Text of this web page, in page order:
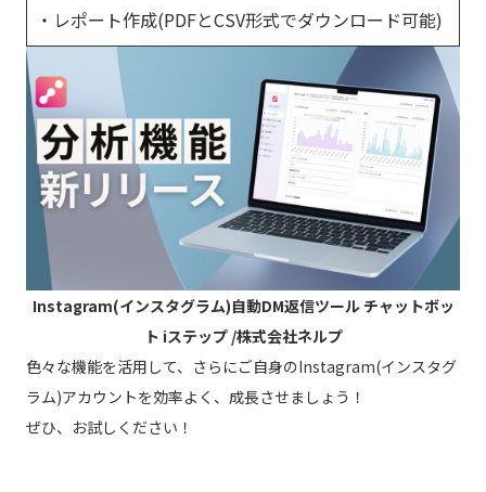
・レポート作成(PDFとCSV形式でダウンロード可能)
Instagram(インスタグラム)自動DM返信ツール チャットボッ
ト iステップ /株式会社ネルプ
色々な機能を活用して、さらにご自身のInstagram(インスタグ
ラム)アカウントを効率よく、成長させましょう！
ぜひ、お試しください！